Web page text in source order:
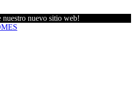
nuestro nuevo sitio web!